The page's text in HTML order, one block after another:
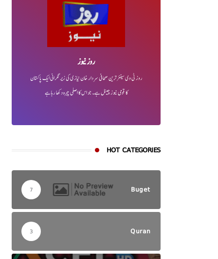
روز نیوز
روز ٹی وی سینئر ترین صحافی سردار خان نیازی کی زیر نگرانی ایک پاکستان
کا قومی نیوز چینل ہے۔ جو اس کا اصلی چہرہ دکھا رہا ہے
HOT CATEGORIES
Buget
7
Quran
3